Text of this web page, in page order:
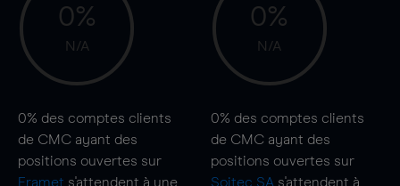
0%
N/A
0% des comptes clients
de CMC ayant des
positions ouvertes sur
Eramet s'attendent à une
0%
N/A
0% des comptes clients
de CMC ayant des
positions ouvertes sur
Soitec SA s'attendent à